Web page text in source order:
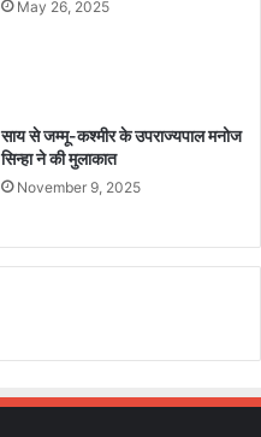
May 26, 2025
साय से जम्मू-कश्मीर के उपराज्यपाल मनोज
सिन्हा ने की मुलाकात
November 9, 2025